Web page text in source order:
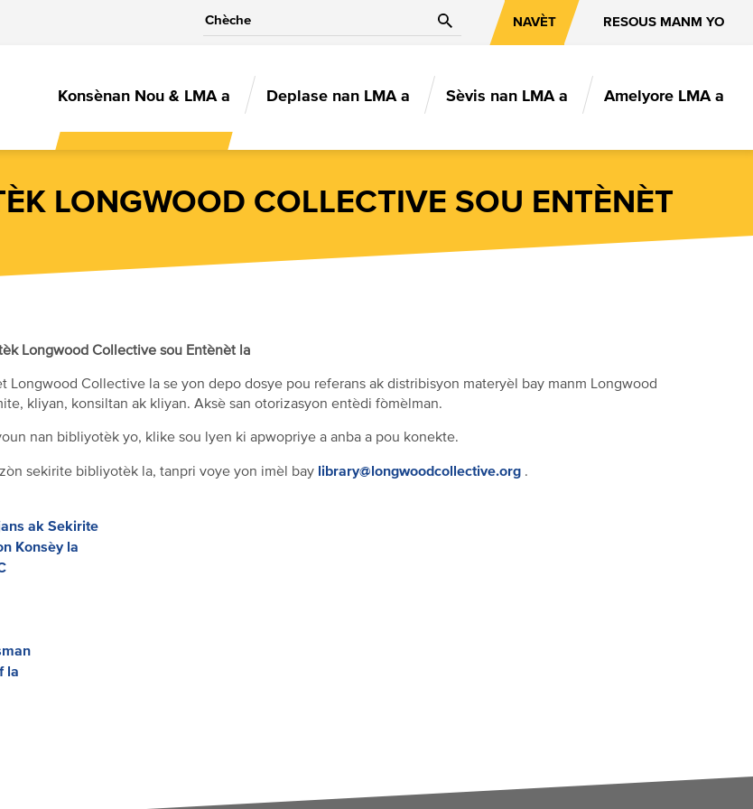
Chèche NAVÈT RESOUS MANM YO
MAIN
NAVIGATION
Konsènan Nou & LMA a Deplase nan LMA a Sèvis nan LMA a Amelyore LMA a
LONGWOOD COLLECTIVE SOU ENTÈNÈT
Longwood Collective sou Entènèt la
Longwood Collective la se yon depo dosye pou referans ak distribisyon materyèl bay manm Longwood
kliyan, konsiltan ak kliyan. Aksè san otorizasyon entèdi fòmèlman.
nan bibliyotèk yo, klike sou lyen ki apwopriye a anba a pou konekte.
sekirite bibliyotèk la, tanpri voye yon imèl bay library@longwoodcollective.org.
ak Sekirite
Konsèy la
la